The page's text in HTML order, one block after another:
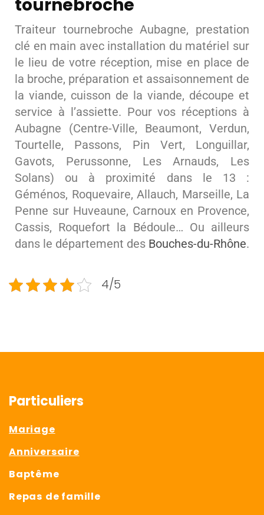
tournebroche
Traiteur tournebroche Aubagne, prestation
clé en main avec installation du matériel sur
le lieu de votre réception, mise en place de
la broche, préparation et assaisonnement de
la viande, cuisson de la viande, découpe et
service à l’assiette. Pour vos réceptions à
Aubagne (Centre-Ville, Beaumont, Verdun,
Tourtelle, Passons, Pin Vert, Longuillar,
Gavots, Perussonne, Les Arnauds, Les
Solans) ou à proximité dans le 13 :
Géménos, Roquevaire, Allauch, Marseille, La
Penne sur Huveaune, Carnoux en Provence,
Cassis, Roquefort la Bédoule… Ou ailleurs
dans le département des Bouches-du-Rhône.
4/5
Particuliers
Mariage
Anniversaire
Baptême
Repas de famille